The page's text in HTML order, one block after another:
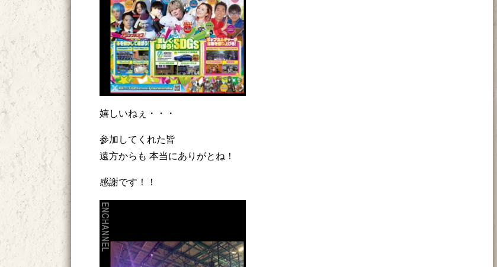
嬉しいねぇ・・・
参加してくれた皆
遠方からも 本当にありがとね！
感謝です！！